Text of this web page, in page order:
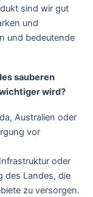
sind wir gut
und
und bedeutende
sauberen
wird?
Australien oder
vor
oder
des Landes, die
zu versorgen.